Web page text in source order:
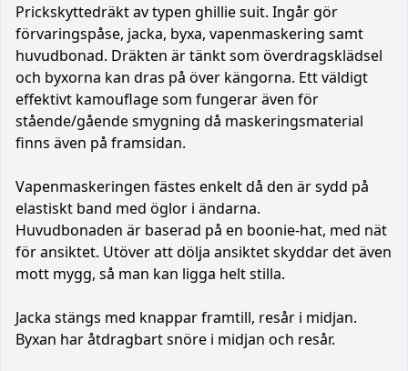
Prickskyttedräkt av typen ghillie suit. Ingår gör
förvaringspåse, jacka, byxa, vapenmaskering samt
huvudbonad. Dräkten är tänkt som överdragsklädsel
och byxorna kan dras på över kängorna. Ett väldigt
effektivt kamouflage som fungerar även för
stående/gående smygning då maskeringsmaterial
finns även på framsidan.
Vapenmaskeringen fästes enkelt då den är sydd på
elastiskt band med öglor i ändarna.
Huvudbonaden är baserad på en boonie-hat, med nät
för ansiktet. Utöver att dölja ansiktet skyddar det även
mott mygg, så man kan ligga helt stilla.
Jacka stängs med knappar framtill, resår i midjan.
Byxan har åtdragbart snöre i midjan och resår.